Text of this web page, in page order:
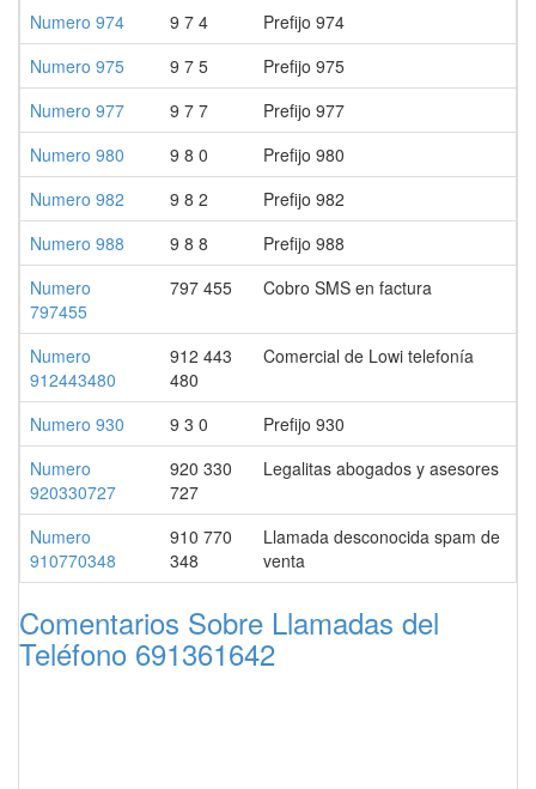
Numero 974
9 7 4
Prefijo 974
Numero 975
9 7 5
Prefijo 975
Numero 977
9 7 7
Prefijo 977
Numero 980
9 8 0
Prefijo 980
Numero 982
9 8 2
Prefijo 982
Numero 988
9 8 8
Prefijo 988
Numero
797455
797 455 Cobro SMS en factura
Numero
912443480
912 443
480
Comercial de Lowi telefonía
Numero 930 9 3 0
Prefijo 930
Numero
920330727
920 330
727
Legalitas abogados y asesores
Numero
910770348
910 770
348
Llamada desconocida spam de
venta
Comentarios Sobre Llamadas del
Teléfono 691361642